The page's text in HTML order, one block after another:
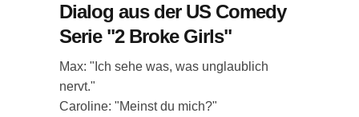
Dialog aus der US Comedy
Serie "2 Broke Girls"
Max: "Ich sehe was, was unglaublich
nervt."
Caroline: "Meinst du mich?"